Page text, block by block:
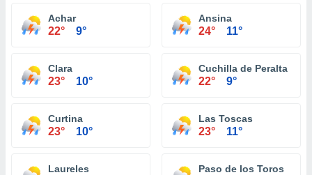
Achar
22° 9°
Ansina
24° 11°
Clara
23° 10°
Cuchilla de Peralta
22° 9°
Curtina
23° 10°
Las Toscas
23° 11°
Laureles Paso de los Toros